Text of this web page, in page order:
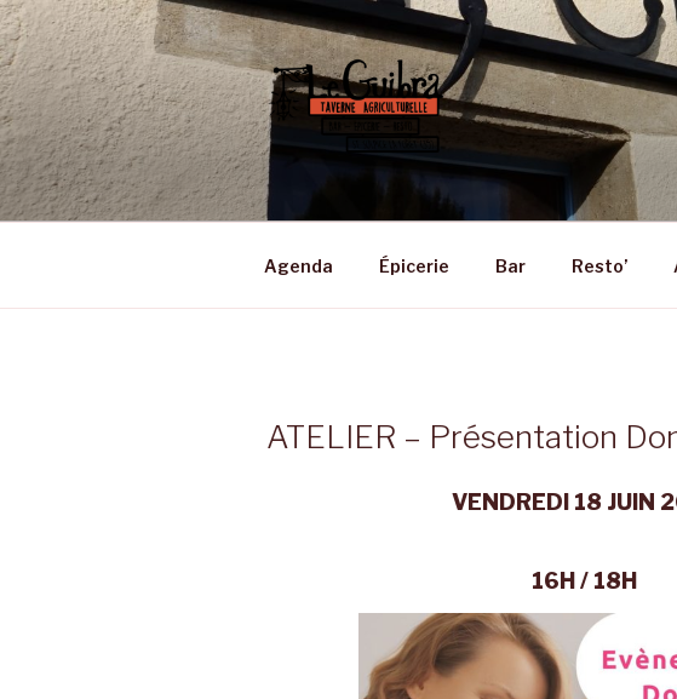
Aller
au
contenu
principal
LE GUIBRA – ST
Taverne Agriculturelle • Bar – Epicerie –
Agenda Épicerie Bar Resto’
ATELIER – Présentation
VENDREDI 18 JUIN
16H / 18H